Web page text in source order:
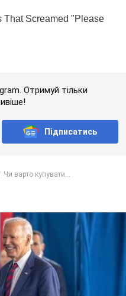
Отримуй тільки
Підписатись
Чи варто купувати...